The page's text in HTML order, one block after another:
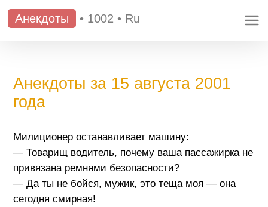
Анекдоты • 1002 • Ru
Анекдоты за 15 августа 2001
года
Милиционер останавливает машину:
— Товарищ водитель, почему ваша пассажирка не
привязана ремнями безопасности?
— Да ты не бойся, мужик, это теща моя — она
сегодня смирная!